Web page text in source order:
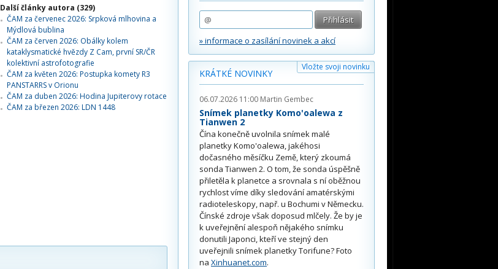
Další články autora (329)
ČAM za červenec 2026: Srpková mlhovina a
Mýdlová bublina
ČAM za červen 2026: Obálky kolem
kataklysmatické hvězdy Z Cam, první SR/ČR
kolektivní astrofotografie
ČAM za květen 2026: Postupka komety R3
PANSTARRS v Orionu
ČAM za duben 2026: Hodina Jupiterovy rotace
ČAM za březen 2026: LDN 1448
» informace o zasílání novinek a akcí
Vložte svoji novinku
KRÁTKÉ NOVINKY
06.07.2026 11:00 Martin Gembec
Snímek planetky Komo'oalewa z
Tianwen 2
Čína konečně uvolnila snímek malé
planetky Komo'oalewa, jakéhosi
dočasného měsíčku Země, který zkoumá
sonda Tianwen 2. O tom, že sonda úspěšně
přiletěla k planetce a srovnala s ní oběžnou
rychlost víme díky sledování amatérskými
radioteleskopy, např. u Bochumi v Německu.
Čínské zdroje však doposud mlčely. Že by je
k uveřejnění alespoň nějakého snímku
donutili Japonci, kteří ve stejný den
uveřejnili snímek planetky Torifune? Foto
na Xinhuanet.com.